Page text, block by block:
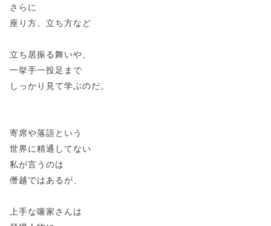
さらに
座り方、立ち方など
立ち居振る舞いや、
一挙手一投足まで
しっかり見て学ぶのだ。
寄席や落語という
世界に精通してない
私が言うのは
僭越ではあるが、
上手な噺家さんは